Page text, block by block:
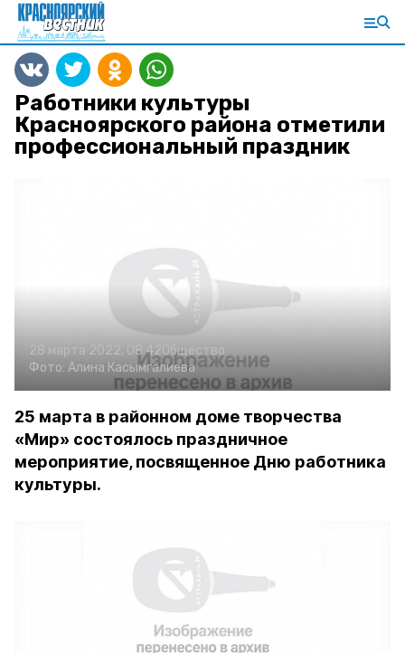
Работники культуры
Красноярского района отметили
профессиональный праздник
28 марта 2022, 08:42Общество
Фото: Алина Касымгалиева
25 марта в районном доме творчества
«Мир» состоялось праздничное
мероприятие, посвященное Дню работника
культуры.